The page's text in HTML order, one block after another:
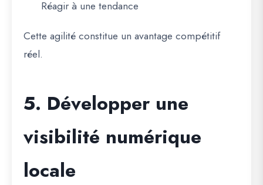
Réagir à une tendance
Cette agilité constitue un avantage compétitif
réel.
5. Développer une
visibilité numérique
locale